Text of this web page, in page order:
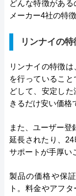
どんな特徴があ
メーカー4社の特
リンナイの特
リンナイの特徴
を行っているこ
どして、安定し
きるだけ安い価格
また、ユーザー登
延長されたり、
サポートが手厚い
製品の価格や保
ト。料金やアフ